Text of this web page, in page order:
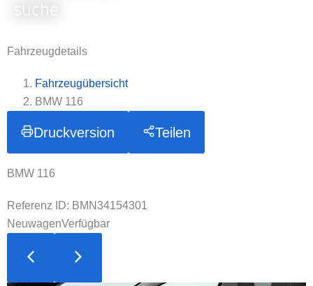
suche
Fahrzeugdetails
Fahrzeugübersicht
BMW 116
Druckversion Teilen
BMW 116
Referenz ID: BMN34154301
NeuwagenVerfügbar